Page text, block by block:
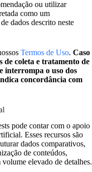
ou utilizar
como um
dados descrito neste
Termos de Uso. Caso
de coleta e tratamento de
interrompa o uso dos
concordância com
pode contar com o apoio
Esses recursos são
dados comparativos,
de conteúdos,
elevado de detalhes.